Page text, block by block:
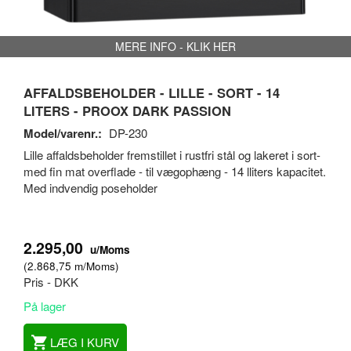
MERE INFO - KLIK HER
AFFALDSBEHOLDER - LILLE - SORT - 14
LITERS - PROOX DARK PASSION
Model/varenr.: DP-230
Lille affaldsbeholder fremstillet i rustfri stål og lakeret i sort-
med fin mat overflade - til vægophæng - 14 lliters kapacitet.
Med indvendig poseholder
2.295,00 u/Moms
(2.868,75 m/Moms)
Pris - DKK
På lager
LÆG I KURV